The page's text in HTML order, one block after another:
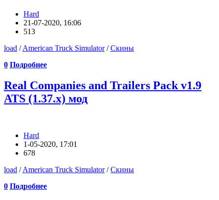
Hard
21-07-2020, 16:06
513
load /American Truck Simulator/Скины
0 Подробнее
Real Companies and Trailers Pack v1.9
ATS (1.37.x) мод
Hard
1-05-2020, 17:01
678
load /American Truck Simulator/Скины
0 Подробнее